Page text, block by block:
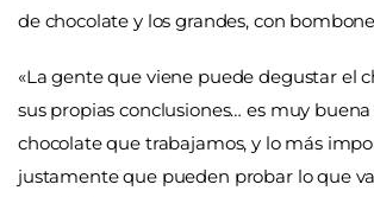
de chocolate y los grandes, con
«La gente que viene puede degustar el
sus propias conclusiones… es muy
chocolate que trabajamos, y lo más
justamente que pueden probar lo que